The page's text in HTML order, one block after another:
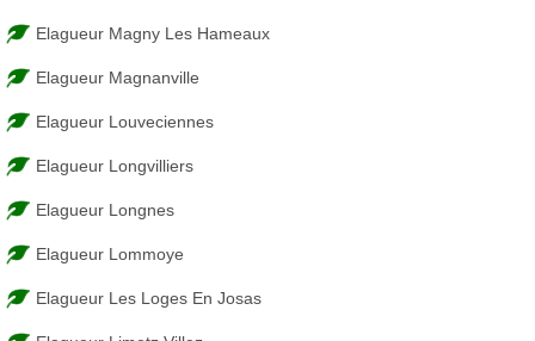
Elagueur Magny Les Hameaux
Elagueur Magnanville
Elagueur Louveciennes
Elagueur Longvilliers
Elagueur Longnes
Elagueur Lommoye
Elagueur Les Loges En Josas